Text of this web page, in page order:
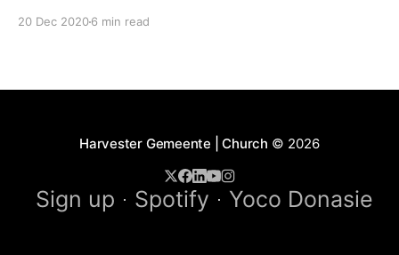
20 Dec 20206 min read
Harvester Gemeente | Church © 2026
Sign up Spotify Yoco Donasie